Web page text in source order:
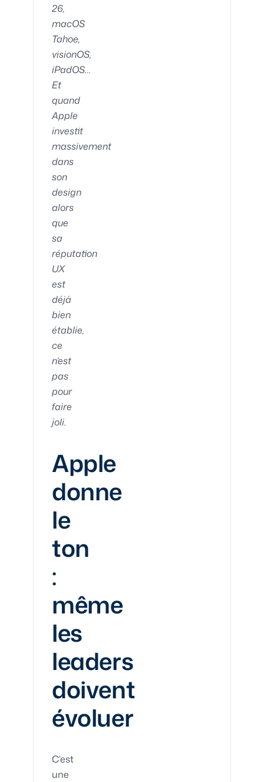
26,
macOS
Tahoe,
visionOS,
iPadOS…
Et
quand
Apple
investit
massivement
dans
son
design
alors
que
sa
réputation
UX
est
déjà
bien
établie,
ce
n’est
pas
pour
faire
joli.
Apple
donne
le
ton
:
même
les
leaders
doivent
évoluer
C’est
une